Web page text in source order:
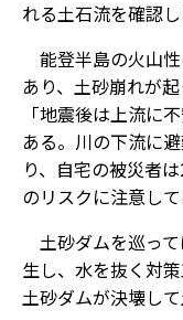
れる土石流を確認し
能登半島の火山
あり、土砂崩れが
「地震後は上流に
ある。川の下流に
り、自宅の被災者
のリスクに注意し
土砂ダムを巡っ
生し、水を抜く対
土砂ダムが決壊し